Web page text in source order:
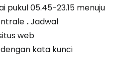
pukul 05.45-23.15 menuju
.Jadwal
web
kata kunci